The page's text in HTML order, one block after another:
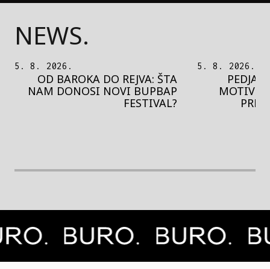
NEWS.
5. 8. 2026.
OD BAROKA DO REJVA: ŠTA
NAM DONOSI NOVI BUPBAP
FESTIVAL?
5. 8. 2026.
PEDJA
MOTIVE